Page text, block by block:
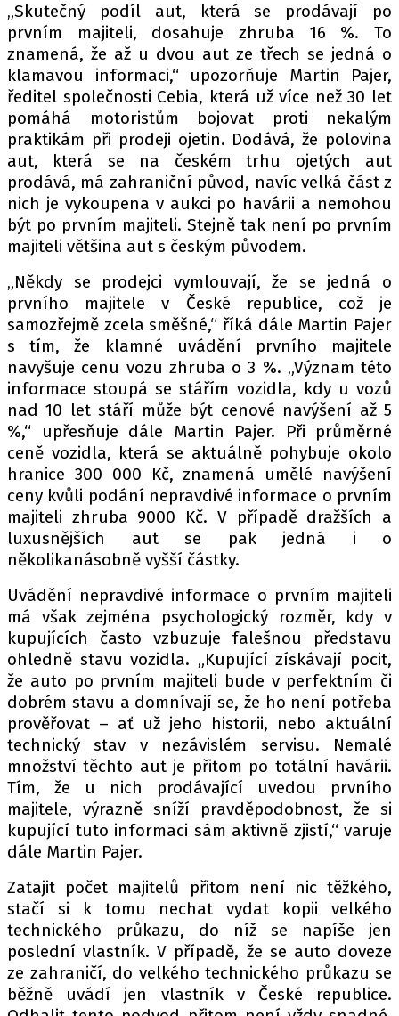
Máte příběh, fotku nebo video?
Pošlete e-mail na autoroad.cz
ETICKÝ KODEX
KONTAKT
VYDAVATEL
INZERCE
OSOBNÍ ÚDAJE / COOKIES
Provozovatelem serveru autoroad.cz je
INCORP MEDIA GROUP s.r.o., IČ: 118 23 054
„Skutečný podíl aut, která se prodávají po
prvním majiteli, dosahuje zhruba 16 %. To
znamená, že až u dvou aut ze třech se jedná o
klamavou informaci,“ upozorňuje Martin Pajer,
ředitel společnosti Cebia, která už více než 30 let
pomáhá motoristům bojovat proti nekalým
praktikám při prodeji ojetin. Dodává, že polovina
aut, která se na českém trhu ojetých aut
prodává, má zahraniční původ, navíc velká část z
nich je vykoupena v aukci po havárii a nemohou
být po prvním majiteli. Stejně tak není po prvním
majiteli většina aut s českým původem.
„Někdy se prodejci vymlouvají, že se jedná o
prvního majitele v České republice, což je
samozřejmě zcela směšné,“ říká dále Martin Pajer
s tím, že klamné uvádění prvního majitele
navyšuje cenu vozu zhruba o 3 %. „Význam této
informace stoupá se stářím vozidla, kdy u vozů
nad 10 let stáří může být cenové navýšení až 5
%,“ upřesňuje dále Martin Pajer. Při průměrné
ceně vozidla, která se aktuálně pohybuje okolo
hranice 300 000 Kč, znamená umělé navýšení
ceny kvůli podání nepravdivé informace o prvním
majiteli zhruba 9000 Kč. V případě dražších a
luxusnějších aut se pak jedná i o
několikanásobně vyšší částky.
Uvádění nepravdivé informace o prvním majiteli
má však zejména psychologický rozměr, kdy v
kupujících často vzbuzuje falešnou představu
ohledně stavu vozidla. „Kupující získávají pocit,
že auto po prvním majiteli bude v perfektním či
dobrém stavu a domnívají se, že ho není potřeba
prověřovat – ať už jeho historii, nebo aktuální
technický stav v nezávislém servisu. Nemalé
množství těchto aut je přitom po totální havárii.
Tím, že u nich prodávající uvedou prvního
majitele, výrazně sníží pravděpodobnost, že si
kupující tuto informaci sám aktivně zjistí,“ varuje
dále Martin Pajer.
Zatajit počet majitelů přitom není nic těžkého,
stačí si k tomu nechat vydat kopii velkého
technického průkazu, do níž se napíše jen
poslední vlastník. V případě, že se auto doveze
ze zahraničí, do velkého technického průkazu se
běžně uvádí jen vlastník v České republice.